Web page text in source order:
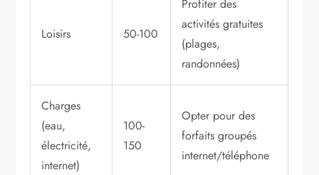
Loisirs 50-100
Profiter des
activités gratuites
(plages,
randonnées)
Charges
(eau,
électricité,
internet)
100-
150
Opter pour des
forfaits groupés
internet/téléphone